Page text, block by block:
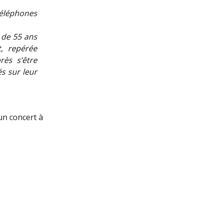
55 ans
repérée
s’être
sur leur
concert à